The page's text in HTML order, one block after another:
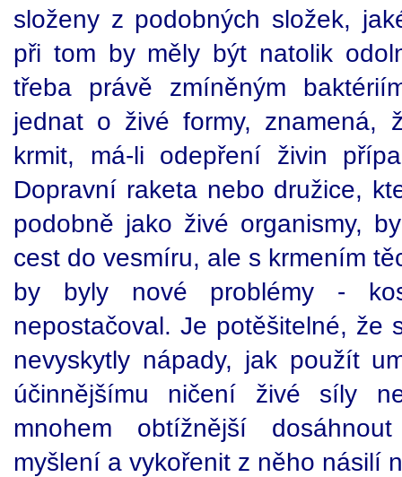
složeny z podobných složek,
při tom by měly být natolik
třeba právě zmíněným
jednat o živé formy, znamená,
krmit, má-li odepření živin
Dopravní raketa nebo družice,
podobně jako živé organismy,
cest do vesmíru, ale s krmením
by byly nové problémy -
nepostačoval. Je potěšitelné, že
nevyskytly nápady, jak použít
účinnějšímu ničení živé síly
mnohem obtížnější
myšlení a vykořenit z něho násilí